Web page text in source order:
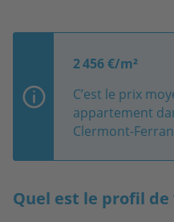
2 456 €/m²
C’est le prix
appartement
Clermont-
Quel est le profil